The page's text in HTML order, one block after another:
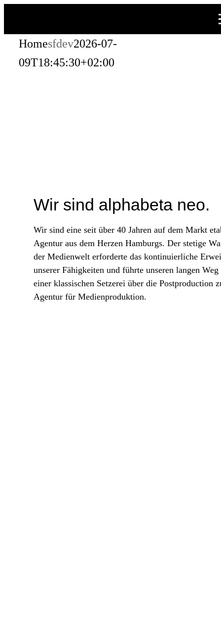
Inhalt
springen
Homesfdev2026-07-
09T18:45:30+02:00
Wir sind alphabeta neo.
Wir sind eine seit über 40 Jahren auf dem Markt
Agentur aus dem Herzen Hamburgs. Der stetige
der Medienwelt erforderte das kontinuierliche
unserer Fähigkeiten und führte unseren langen
einer klassischen Setzerei über die Postproduction
Agentur für Medienproduktion.